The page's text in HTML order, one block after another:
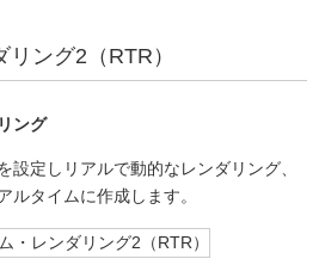
ング2（RTR）
ング
設定しリアルで動的なレンダリング、
ルタイムに作成します。